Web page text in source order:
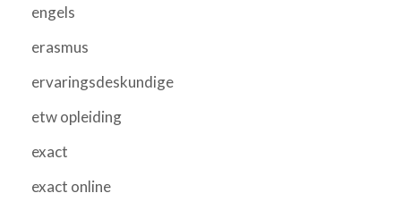
engels
erasmus
ervaringsdeskundige
etw opleiding
exact
exact online